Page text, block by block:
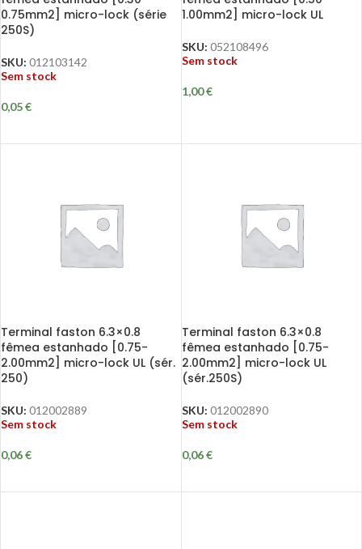
0.75mm2] micro-lock (série
250S)
SKU: 012103142
Sem stock
0,05€
1.00mm2] micro-lock UL
SKU: 052108496
Sem stock
1,00€
Terminal faston 6.3×0.8
fêmea estanhado [0.75-
2.00mm2] micro-lock UL (sér.
250)
SKU: 012002889
Sem stock
0,06€
Terminal faston 6.3×0.8
fêmea estanhado [0.75-
2.00mm2] micro-lock UL
(sér.250S)
SKU: 012002890
Sem stock
0,06€